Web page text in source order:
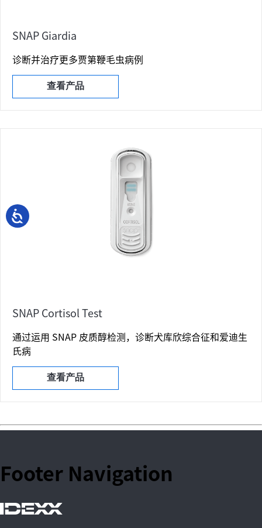
SNAP Giardia
诊断并治疗更多贾第鞭毛虫病例
查看产品
SNAP Cortisol Test
通过运用 SNAP 皮质醇检测，诊断犬库欣综合征和爱迪生
氏病
查看产品
Footer Navigation